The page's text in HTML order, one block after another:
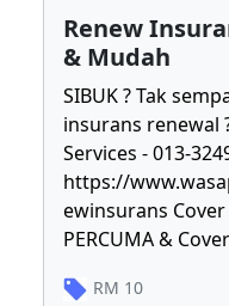
Renew
& Mudah
SIBUK ? Tak
insurans renewal
Services - 013-
https://
ewinsurans
PERCUMA &
RM 10